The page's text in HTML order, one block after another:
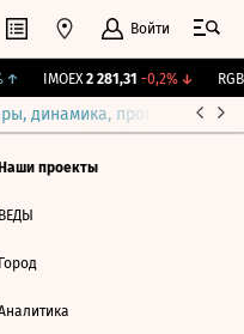
Войти
↑ IMOEX 2 281,31 -0,2%↓
динамика, прогнозы
Наши проекты
ВЕДЫ
Город